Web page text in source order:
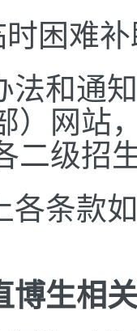
困难
法和通
）网站
二级招
各条款
博生相